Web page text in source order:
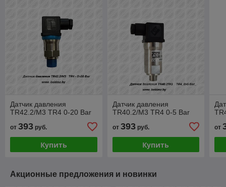
Датчик давления
TR42.2/M3 TR4 0-20 Bar
от 393 руб.
Купить
Датчик давления
TR40.2/M3 TR4 0-5 Bar
от 393руб.
Купить
от
Акционные предложения и новинки